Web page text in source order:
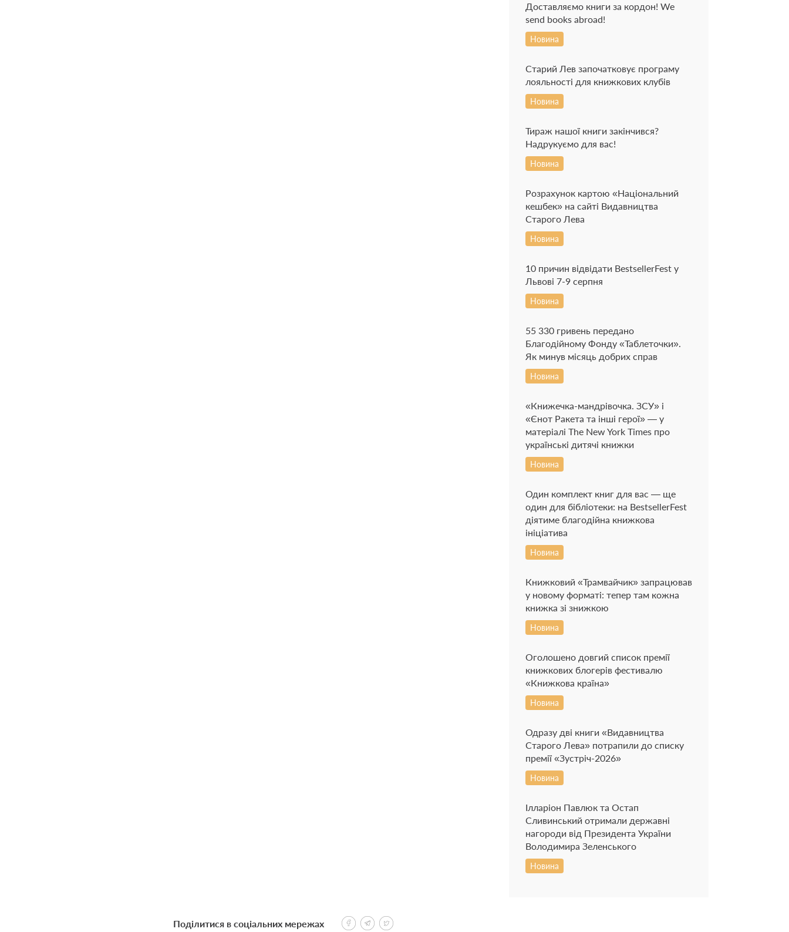
Доставляємо книги за кордон! We
send books abroad!
Новина
Старий Лев започатковує програму
лояльності для книжкових клубів
Новина
Тираж нашої книги закінчився?
Надрукуємо для вас!
Новина
Розрахунок картою «Національний
кешбек» на сайті Видавництва
Старого Лева
Новина
10 причин відвідати BestsellerFest у
Львові 7-9 серпня
Новина
55 330 гривень передано
Благодійному Фонду «Таблеточки».
Як минув місяць добрих справ
Новина
«Книжечка-мандрівочка. ЗСУ» і
«Єнот Ракета та інші герої» — у
матеріалі The New York Times про
українські дитячі книжки
Новина
Один комплект книг для вас — ще
один для бібліотеки: на BestsellerFest
діятиме благодійна книжкова
ініціатива
Новина
Книжковий «Трамвайчик» запрацював
у новому форматі: тепер там кожна
книжка зі знижкою
Новина
Оголошено довгий список премії
книжкових блогерів фестивалю
«Книжкова країна»
Новина
Одразу дві книги «Видавництва
Старого Лева» потрапили до списку
премії «Зустріч-2026»
Новина
Ілларіон Павлюк та Остап
Сливинський отримали державні
нагороди від Президента України
Володимира Зеленського
Новина
Поділитися в соціальних мережах